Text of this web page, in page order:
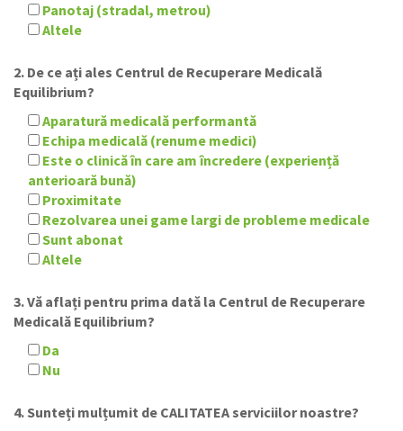
Panotaj (stradal, metrou)
Altele
2. De ce ați ales Centrul de Recuperare Medicală
Equilibrium?
Aparatură medicală performantă
Echipa medicală (renume medici)
Este o clinică în care am încredere (experiență
anterioară bună)
Proximitate
Rezolvarea unei game largi de probleme medicale
Sunt abonat
Altele
3. Vă aflați pentru prima dată la Centrul de Recuperare
Medicală Equilibrium?
Da
Nu
4. Sunteți mulțumit de CALITATEA serviciilor noastre?